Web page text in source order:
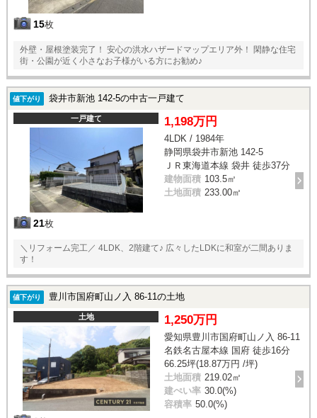
15枚
外壁・屋根塗装完了！ 安心の洪水ハザードマップエリア外！ 閑静な住宅
街・公園が近く小さなお子様がいる方にお勧め♪
値下がり 袋井市新池 142-5の中古一戸建て
一戸建て
21枚
1,198万円
4LDK / 1984年
静岡県袋井市新池 142-5
ＪＲ東海道本線 袋井 徒歩37分
建物面積 103.5㎡
土地面積 233.00㎡
＼リフォーム完工／ 4LDK、2階建て♪ 広々したLDKに和室が二間ありま
す！
値下がり 豊川市国府町山ノ入 86-11の土地
土地 1,250万円
愛知県豊川市国府町山ノ入 86-11
名鉄名古屋本線 国府 徒歩16分
66.25坪(18.87万円 /坪)
土地面積 219.02㎡
建ぺい率 30.0(%)
容積率 50.0(%)